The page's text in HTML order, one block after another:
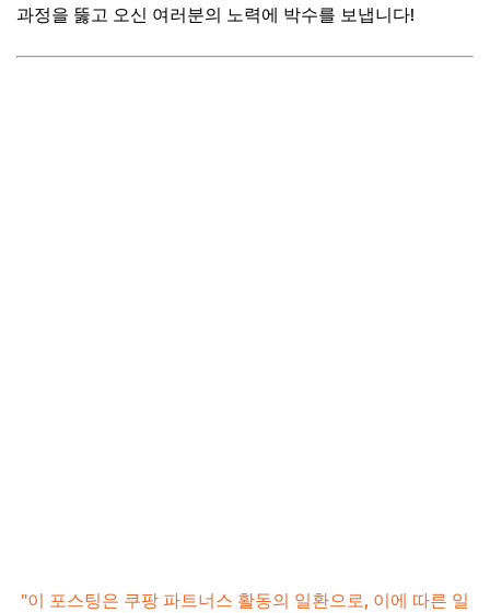
과정을 뚫고 오신 여러분의 노력에 박수를 보냅니다!
"이 포스팅은 쿠팡 파트너스 활동의 일환으로, 이에 따른 일